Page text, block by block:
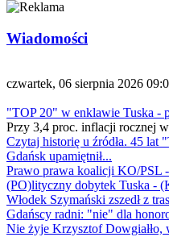
Wiadomości
czwartek, 06 sierpnia 2026
"TOP 20" w enklawie Tuska -
Przy 3,4 proc. inflacji rocznej
Czytaj historię u źródła. 45 lat
Gdańsk upamiętnił...
Prawo prawa koalicji KO/PSL
(PO)lityczny dobytek Tuska -
Włodek Szymański zszedł z
Gdańscy radni: "nie" dla
Nie żyje Krzysztof Dowgiałło,